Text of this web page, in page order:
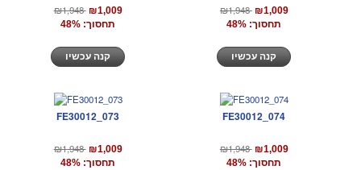
₪1,948 ₪1,009
תחסוך: 48%
₪1,948 ₪1,009
תחסוך: 48%
FE30012_073
₪1,948 ₪1,009
תחסוך: 48%
FE30012_074
₪1,948 ₪1,009
תחסוך: 48%